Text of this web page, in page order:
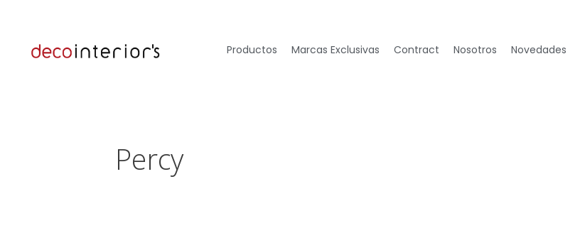
Productos Marcas Exclusivas Contract Nosotros Novedades
Percy